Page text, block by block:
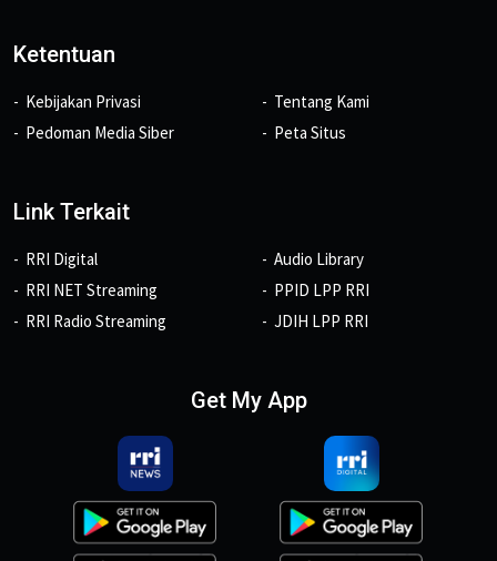
Ketentuan
Kebijakan Privasi
Pedoman Media Siber
Tentang Kami
Peta Situs
Link Terkait
RRI Digital
RRI NET Streaming
RRI Radio Streaming
Audio Library
PPID LPP RRI
JDIH LPP RRI
Get My App